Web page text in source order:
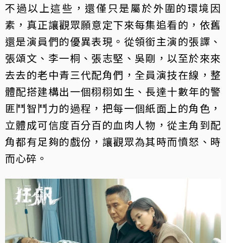
不過以上這些，還僅只是屬於外圍的環境因
素，真正讓觀眾願意定下來每集追看的，依舊
還是演員們的優異表現。從領銜主演的張譯、
張頌文、李一桐、張志堅、吳剛，以至於來來
去去的老中青三代配角們，全員演技在線，整
體配搭建構出一個栩栩如生、長達十數年的警
匪鬥智鬥力的過程，把每一個紙面上的角色，
立體成可信度百分百的血肉人物，從主角到配
角都有足夠的戲份，讓觀眾為其時而憤怒、時
而心碎。